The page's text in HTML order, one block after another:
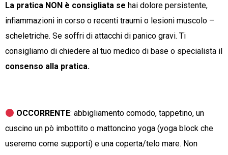
La pratica NON è consigliata se hai dolore persistente,
infiammazioni in corso o recenti traumi o lesioni muscolo –
scheletriche. Se soffri di attacchi di panico gravi. Ti
consigliamo di chiedere al tuo medico di base o specialista il
consenso alla pratica.
OCCORRENTE: abbigliamento comodo, tappetino, un
cuscino un pò imbottito o mattoncino yoga (yoga block che
useremo come supporti) e una coperta/telo mare. Non